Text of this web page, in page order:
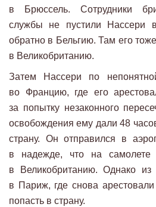
в Брюссель. Сотрудники
службы не пустили Нассери
обратно в Бельгию. Там его
в Великобританию.
Затем Нассери по
во Францию, где его
за попытку незаконного
освобождения ему дали 48
страну. Он отправился в
в надежде, что на самолете
в Великобританию. Однако из
в Париж, где снова
попасть в страну.